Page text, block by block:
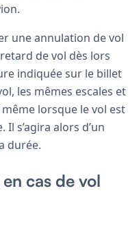
une annulation de vol
de vol dès lors
indiquée sur le billet
les mêmes escales et
lorsque le vol est
s’agira alors d’un
durée.
cas de vol